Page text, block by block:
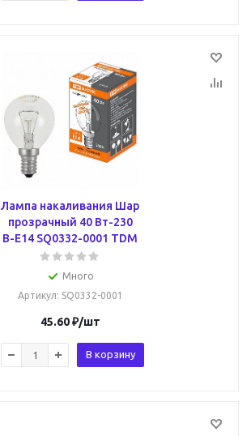
Лампа накаливания Шар
прозрачный 40 Вт-230
В-Е14 SQ0332-0001 TDM
Много
Артикул: SQ0332-0001
45.60₽/шт
В корзину